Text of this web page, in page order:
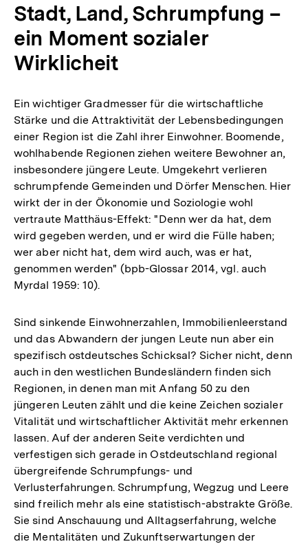
Stadt, Land, Schrumpfung –
ein Moment sozialer
Wirklicheit
Ein wichtiger Gradmesser für die wirtschaftliche
Stärke und die Attraktivität der Lebensbedingungen
einer Region ist die Zahl ihrer Einwohner. Boomende,
wohlhabende Regionen ziehen weitere Bewohner an,
insbesondere jüngere Leute. Umgekehrt verlieren
schrumpfende Gemeinden und Dörfer Menschen. Hier
wirkt der in der Ökonomie und Soziologie wohl
vertraute Matthäus-Effekt: "Denn wer da hat, dem
wird gegeben werden, und er wird die Fülle haben;
wer aber nicht hat, dem wird auch, was er hat,
genommen werden" (bpb-Glossar 2014, vgl. auch
Myrdal 1959: 10).
Sind sinkende Einwohnerzahlen, Immobilienleerstand
und das Abwandern der jungen Leute nun aber ein
spezifisch ostdeutsches Schicksal? Sicher nicht, denn
auch in den westlichen Bundesländern finden sich
Regionen, in denen man mit Anfang 50 zu den
jüngeren Leuten zählt und die keine Zeichen sozialer
Vitalität und wirtschaftlicher Aktivität mehr erkennen
lassen. Auf der anderen Seite verdichten und
verfestigen sich gerade in Ostdeutschland regional
übergreifende Schrumpfungs- und
Verlusterfahrungen. Schrumpfung, Wegzug und Leere
sind freilich mehr als eine statistisch-abstrakte Größe.
Sie sind Anschauung und Alltagserfahrung, welche
die Mentalitäten und Zukunftserwartungen der